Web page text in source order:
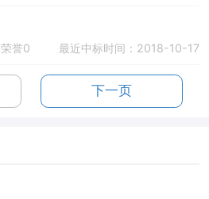
荣誉0 最近中标时间：2018-10-17
下一页